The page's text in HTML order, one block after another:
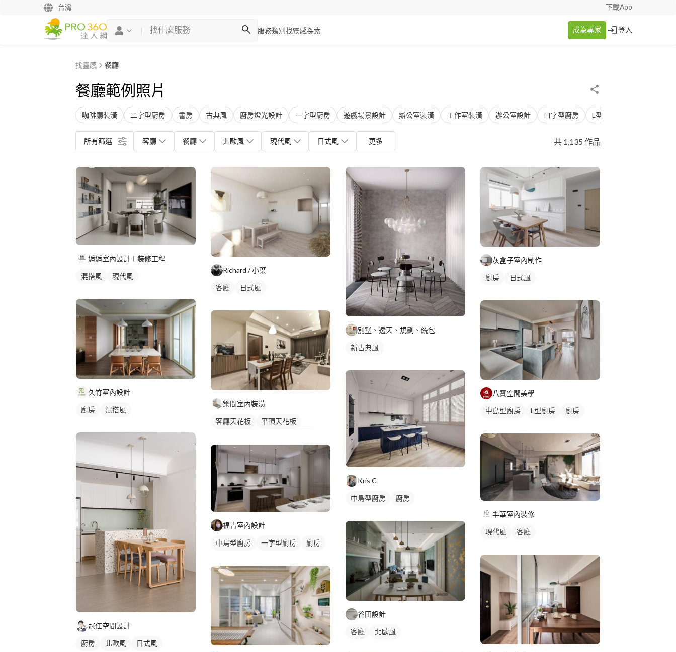
台灣 下載App
服務類別 找靈感探索 成為專家 登入
找靈感 餐廳
餐廳範例照片
咖啡廳裝潢 二字型廚房 書房 古典風 廚房燈光設計 一字型廚房 遊戲場景設計 辦公室裝潢 工作室裝潢 辦公室設計 ㄇ字型廚房 L型廚房
所有篩選 客廳 餐廳 北歐風 現代風 日式風 更多 共 1,135 作品
逅逅室內設計＋裝修工程
混搭風 現代風
久竹室內設計
廚房 混搭風
冠任空間設計
廚房 北歐風 日式風
Richard / 小葉
客廳 日式風
築間室內裝潢
客廳天花板
平頂天花板
客廳燈光設計
福吉室內設計
中島型廚房 一字型廚房 廚房
別墅、透天、規劃、統包
新古典風
Kris C
中島型廚房 廚房
谷田設計
客廳 北歐風
灰盒子室內制作
廚房 日式風
八寶空間美學
中島型廚房 L型廚房 廚房
丰華室內裝修
現代風 客廳